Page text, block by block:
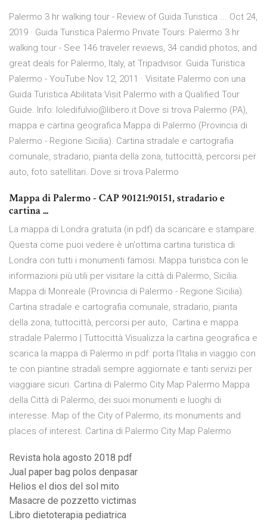
Palermo 3 hr walking tour - Review of Guida Turistica ... Oct 24,
2019 · Guida Turistica Palermo Private Tours: Palermo 3 hr
walking tour - See 146 traveler reviews, 34 candid photos, and
great deals for Palermo, Italy, at Tripadvisor. Guida Turistica
Palermo - YouTube Nov 12, 2011 · Visitate Palermo con una
Guida Turistica Abilitata Visit Palermo with a Qualified Tour
Guide. Info: Ioledifulvio@libero.it Dove si trova Palermo (PA),
mappa e cartina geografica Mappa di Palermo (Provincia di
Palermo - Regione Sicilia). Cartina stradale e cartografia
comunale, stradario, pianta della zona, tuttocittà, percorsi per
auto, foto satellitari. Dove si trova Palermo
Mappa di Palermo - CAP 90121:90151, stradario e
cartina ...
La mappa di Londra gratuita (in pdf) da scaricare e stampare.
Questa come puoi vedere è un'ottima cartina turistica di
Londra con tutti i monumenti famosi. Mappa turistica con le
informazioni più utili per visitare la città di Palermo, Sicilia.
Mappa di Monreale (Provincia di Palermo - Regione Sicilia).
Cartina stradale e cartografia comunale, stradario, pianta
della zona, tuttocittà, percorsi per auto, Cartina e mappa
stradale Palermo | Tuttocittà Visualizza la cartina geografica e
scarica la mappa di Palermo in pdf: porta l'Italia in viaggio con
te con piantine stradali sempre aggiornate e tanti servizi per
viaggiare sicuri. Cartina di Palermo City Map Palermo Mappa
della Città di Palermo, dei suoi monumenti e luoghi di
interesse. Map of the City of Palermo, its monuments and
places of interest. Cartina di Palermo City Map Palermo
Revista hola agosto 2018 pdf
Jual paper bag polos denpasar
Helios el dios del sol mito
Masacre de pozzetto victimas
Libro dietoterapia pediatrica